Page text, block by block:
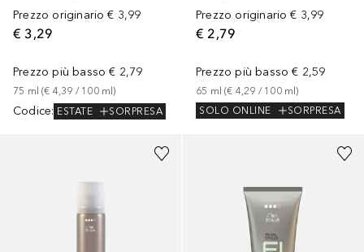
Prezzo originario € 3,99
€ 3,29
Prezzo più basso € 2,79
75 ml (€ 4,39 / 100 ml)
Codice: ESTATE SORPRESA
Prezzo originario € 3,99
€ 2,79
Prezzo più basso € 2,59
65 ml (€ 4,29 / 100 ml)
SOLO ONLINE
SORPRESA